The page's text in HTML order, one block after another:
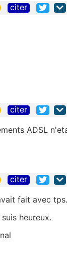
citer
citer
ADSL
citer
fait avec tps.
heureux.